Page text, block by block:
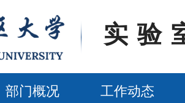
实验
部门概况 工作动态